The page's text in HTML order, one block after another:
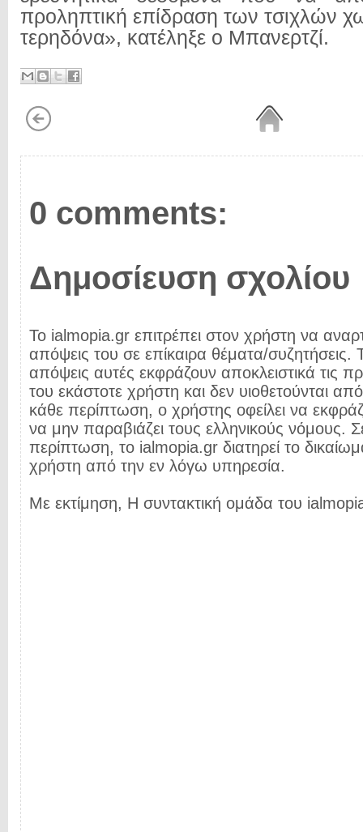
προληπτική επίδραση των τσιχλών
τερηδόνα», κατέληξε ο Μπανερτζί.
0 comments:
Δημοσίευση σχολίου
Το ialmopia.gr επιτρέπει στον χρήστη να
απόψεις του σε επίκαιρα θέματα/συζητήσεις.
απόψεις αυτές εκφράζουν αποκλειστικά τις
του εκάστοτε χρήστη και δεν υιοθετούνται
κάθε περίπτωση, ο χρήστης οφείλει να
να μην παραβιάζει τους ελληνικούς νόμους.
περίπτωση, το ialmopia.gr διατηρεί το
χρήστη από την εν λόγω υπηρεσία.
Με εκτίμηση, Η συντακτική ομάδα του